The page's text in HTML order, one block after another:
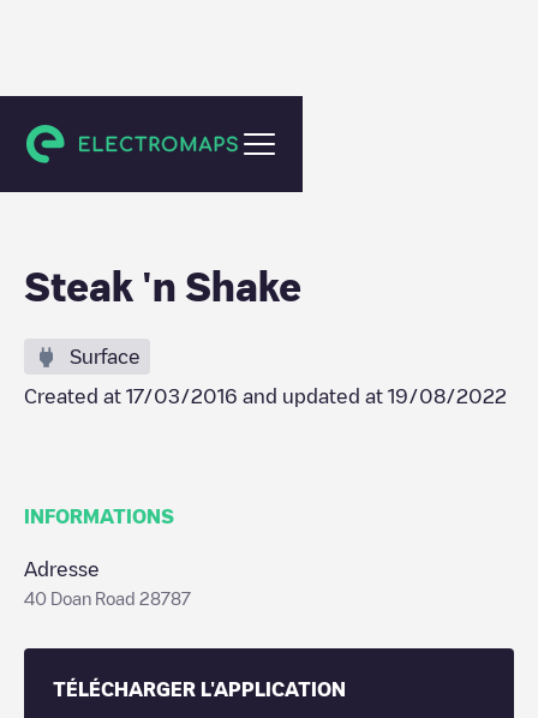
Weaverville
Steak 'n Shake
Surface
Created at 17/03/2016 and updated at 19/08/2022
INFORMATIONS
Adresse
40 Doan Road 28787
TÉLÉCHARGER L'APPLICATION